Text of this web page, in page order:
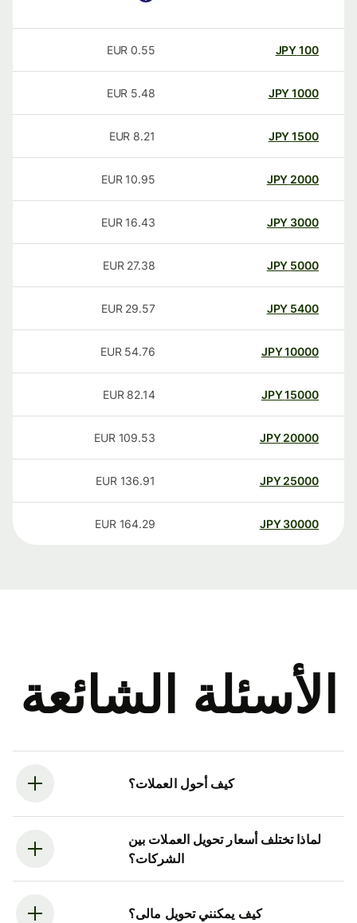
100
JPY
0.55
EUR
1000
JPY
5.48
EUR
1500
JPY
8.21
EUR
2000
JPY
10.95
EUR
3000
JPY
16.43
EUR
5000
JPY
27.38
EUR
5400
JPY
29.57
EUR
10000
JPY
54.76
EUR
15000
JPY
82.14
EUR
20000
JPY
109.53
EUR
25000
JPY
136.91
EUR
30000
JPY
164.29
EUR
الأسئلة الشائعة
كيف أحول العملات؟
لماذا تختلف أسعار تحويل العملات بين
الشركات؟
كيف يمكنني تحويل مالى؟